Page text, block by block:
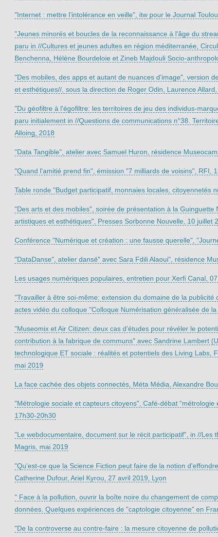
"Internet : mettre l’intolérance en veille", itw pour le Journal
"Jeunes minorés et boucles de la reconnaissance à l'âge du
paru in //Cultures et jeunes adultes en région méditerranée,
Benchenna, Hélène Bourdeloie et Zineb Majdouli Socio-
"Des mobiles, des apps et autant de nuances d'image", version
et esthétiques//, sous la direction de Roger Odin, Laurence
"Du géofiltre à l'égofiltre: les territoires de jeu des individus-
paru initialement in //Questions de communications n°38.
Alloing, 2018
"Data Tangible", atelier avec Samuel Huron, résidence
"Quand l'amitié prend fin", émission "7 milliards de voisins", RFI,
Table ronde "Budget participatif, monnaies locales, citoyennetés
"Des arts et des mobiles", soirée de présentation à la
artistiques et esthétiques", Presses Sorbonne Nouvelle, 10 juillet
Conférence "Numérique et création : une fausse querelle",
"DataDanse", atelier dansé" avec Sara Fdili Alaoui", résidence
Les usages numériques populaires, entretien pour Xerfi Canal,
"Travailler à être soi-même: extension du domaine de la
actes vidéo du colloque "Colloque Numérisation généralisée de
"Museomix et Air Citizen: deux cas d’études pour révéler le
contribution à la fabrique de communs" avec Sandrine Lambert
technologique ET sociale : réalités et potentiels des Living Labs,
mai 2019
La face cachée des objets connectés, Méta Média, Alexandre
"Métrologie sociale et capteurs citoyens", Café-débat
17h30-20h30
"Le webdocumentaire, document sur le récit participatif", in //
Magris, mai 2019
"Qu'est-ce que la Science Fiction peut faire de la notion
Catherine Dufour, Ariel Kyrou, 27 avril 2019, Lyon
" Face à la pollution, ouvrir la boîte noire du changement de
données. Quelques expériences de "captologie citoyenne" en
"De la controverse au contre-faire : la mesure citoyenne de